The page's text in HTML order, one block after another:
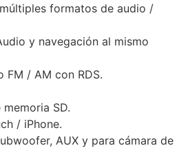
formatos de audio /
y navegación al mismo
FM / AM con RDS.
SD.
/ iPhone.
AUX y para cámara de